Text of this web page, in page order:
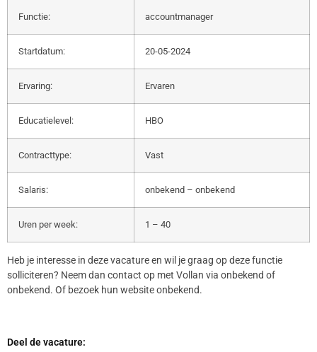
Functie: accountmanager
Startdatum: 20-05-2024
Ervaring: Ervaren
Educatielevel: HBO
Contracttype: Vast
Salaris: onbekend – onbekend
Uren per week: 1 – 40
Heb je interesse in deze vacature en wil je graag op deze functie
solliciteren? Neem dan contact op met Vollan via onbekend of
onbekend. Of bezoek hun website onbekend.
Deel de vacature: